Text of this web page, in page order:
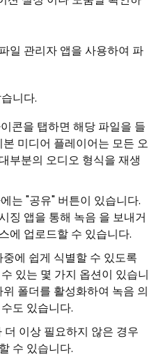
일 관리자 앱을 사용하여 파
니다.
콘을 탭하면 해당 파일을 들
미디어 플레이어는 모든 오
부분의 오디오 형식을 재생
는 "공유" 버튼이 있습니다.
징 앱을 통해 녹음 을 보내거
에 업로드할 수 있습니다.
에 쉽게 식별할 수 있도록
있는 몇 가지 옵션이 있습니
폴더를 활성화하여 녹음 의
도 있습니다.
이상 필요하지 않은 경우
수 있습니다.